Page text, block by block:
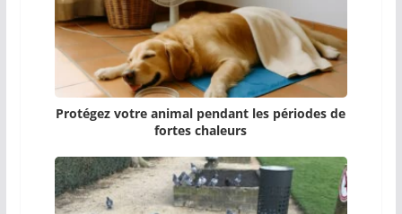
Protégez votre animal pendant les périodes de
fortes chaleurs